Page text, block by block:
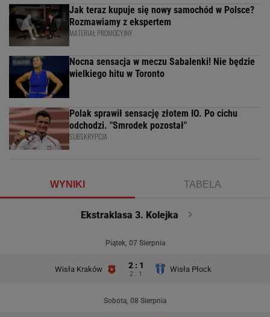
Jak teraz kupuje się nowy samochód w Polsce?
Rozmawiamy z ekspertem
MATERIAŁ PROMOCYJNY
Nocna sensacja w meczu Sabalenki! Nie będzie
wielkiego hitu w Toronto
Polak sprawił sensację złotem IO. Po cichu
odchodzi. "Smrodek pozostał"
SUBSKRYPCJA
WYNIKI TABELA
Ekstraklasa 3. Kolejka
Piątek, 07 Sierpnia
Wisła Kraków 2 : 1
2 : 1
Wisła Płock
Sobota, 08 Sierpnia